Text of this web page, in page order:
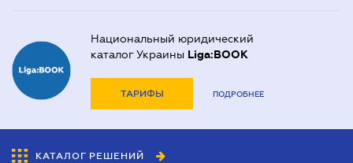
Национальный юридический
каталог Украины Liga:BOOK
ТАРИФЫ ПОДРОБНЕЕ
КАТАЛОГ РЕШЕНИЙ